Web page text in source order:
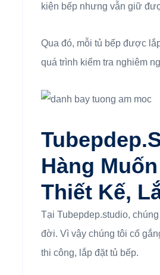
kiện bếp nhưng vẫn giữ
Qua đó, mỗi tủ bếp được
quá trình kiểm tra nghiêm
Hàng
Thiết Kế,
Tại Tubepdep.studio,
đời. Vì vậy chúng tôi cố
thi công, lắp đặt tủ bếp.